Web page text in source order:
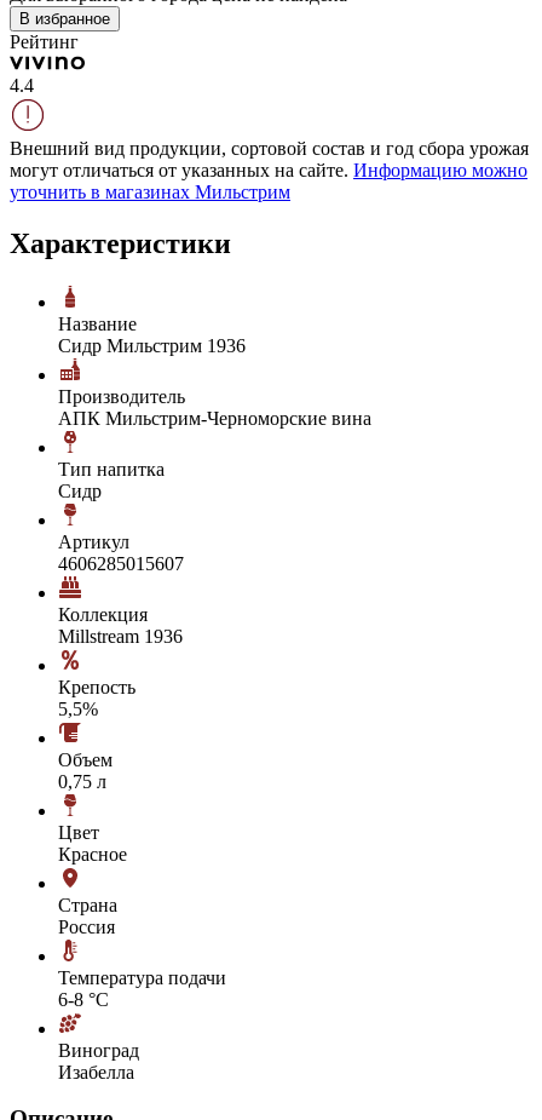
В избранное
Рейтинг
4.4
Внешний вид продукции, сортовой состав и год сбора урожая
могут отличаться от указанных на сайте. Информацию можно
уточнить в магазинах Мильстрим
Характеристики
Название
Сидр Мильстрим 1936
Производитель
АПК Мильстрим-Черноморские вина
Тип напитка
Сидр
Артикул
4606285015607
Коллекция
Millstream 1936
Крепость
5,5%
Объем
0,75 л
Цвет
Красное
Страна
Россия
Температура подачи
6-8 °С
Виноград
Изабелла